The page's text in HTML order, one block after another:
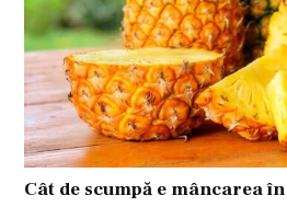
Cât de scumpă e mâncarea